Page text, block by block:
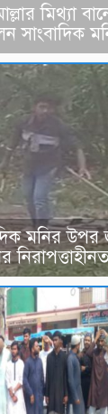
মিথ্যা
সাংবাদিক
মনির